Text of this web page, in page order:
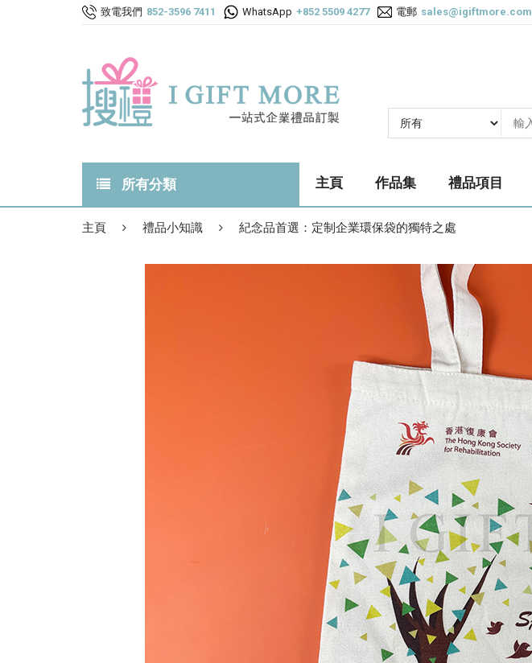
致電我們 852-3596 7411 WhatsApp +852 5509 4277 電郵 sales@igiftmore.com
所有分類 主頁 作品集 禮品項目
所有禮品
主頁 禮品小知識 紀念品首選：定制企業環保袋的獨特之處